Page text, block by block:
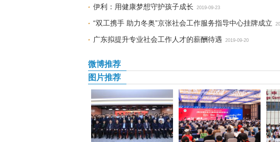
伊利：用健康梦想守护孩子成长 2019-09-23
“双工携手 助力冬奥”京张社会工作服务指导中心挂牌成立
广东拟提升专业社会工作人才的薪酬待遇 2019-09-20
微博推荐
图片推荐